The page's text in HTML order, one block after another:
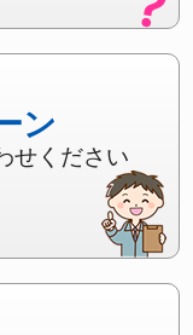
ン
せください